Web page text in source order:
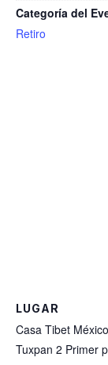
Categoría del
Retiro
LUGAR
Casa Tibet
Tuxpan 2 Primer